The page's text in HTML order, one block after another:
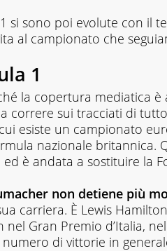
si sono poi evolute con il
al campionato che
1
la copertura mediatica è
correre sui tracciati di
esiste un campionato
nazionale britannica.
è andata a sostituire la
non detiene più
carriera. È Lewis
Gran Premio d’Italia,
di vittorie in